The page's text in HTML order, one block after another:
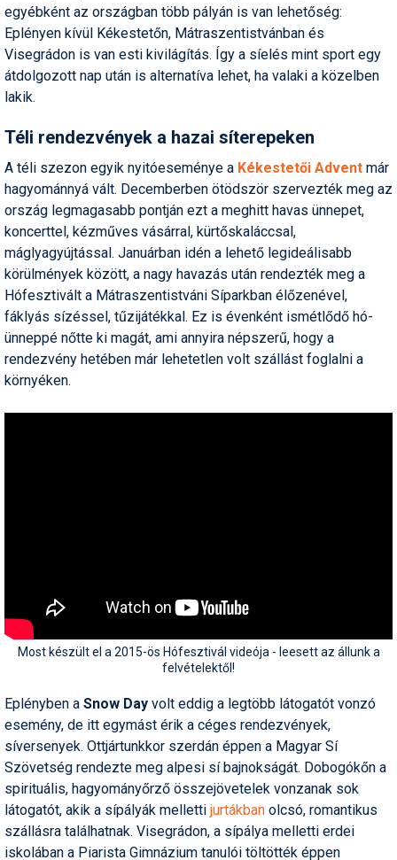
Telemark
Téli sportok
Történelem
Túrasí
Utasbiztosítás
Utazási tippek
Védőfelszerelés
Wellness
egyébként az országban több pályán is van lehetőség:
Eplényen kívül Kékestetőn, Mátraszentistvánban és
Visegrádon is van esti kivilágítás. Így a síelés mint sport egy
átdolgozott nap után is alternatíva lehet, ha valaki a közelben
lakik.
Téli rendezvények a hazai síterepeken
A téli szezon egyik nyitóeseménye a Kékestetői Advent már
hagyománnyá vált. Decemberben ötödször szervezték meg az
ország legmagasabb pontján ezt a meghitt havas ünnepet,
koncerttel, kézműves vásárral, kürtőskaláccsal,
máglyagyújtással. Januárban idén a lehető legideálisabb
körülmények között, a nagy havazás után rendezték meg a
Hófesztivált a Mátraszentistváni Síparkban élőzenével,
fáklyás sízéssel, tűzijátékkal. Ez is évenként ismétlődő hó-
ünneppé nőtte ki magát, ami annyira népszerű, hogy a
rendezvény hetében már lehetetlen volt szállást foglalni a
környéken.
Most készült el a 2015-ös Hófesztivál videója - leesett az állunk a
felvételektől!
Eplényben a Snow Day volt eddig a legtöbb látogatót vonzó
esemény, de itt egymást érik a céges rendezvények,
síversenyek. Ottjártunkkor szerdán éppen a Magyar Sí
Szövetség rendezte meg alpesi sí bajnokságát. Dobogókőn a
spirituális, hagyományőrző összejövetelek vonzanak sok
látogatót, akik a sípályák melletti jurtákban olcsó, romantikus
szállásra találhatnak. Visegrádon, a sípálya melletti erdei
iskolában a Piarista Gimnázium tanulói töltötték éppen